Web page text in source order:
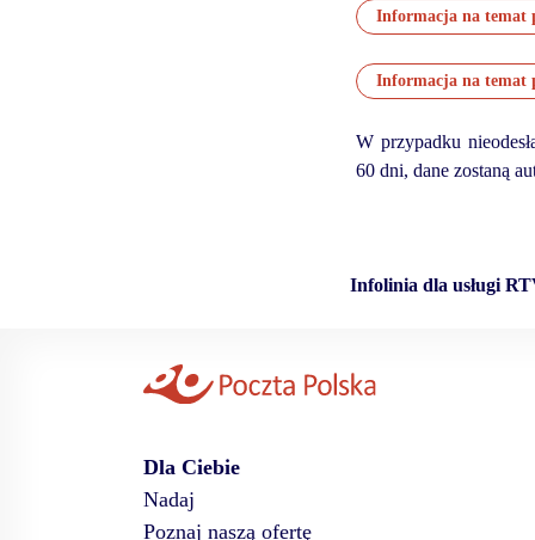
W przypadku
60 dni, dane zostaną
Infolinia dla usługi
Dla Ciebie
Nadaj
Poznaj naszą ofertę